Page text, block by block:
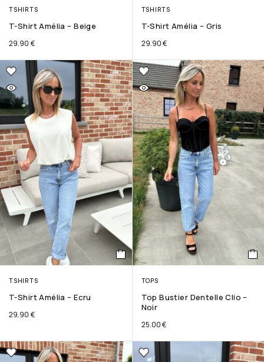
TSHIRTS
T-Shirt Amélia – Beige
29.90 €
TSHIRTS
T-Shirt Amélia – Gris
29.90€
TSHIRTS
T-Shirt Amélia – Ecru
29.90 €
TOPS
Top Bustier Dentelle Clio –
Noir
25.00€